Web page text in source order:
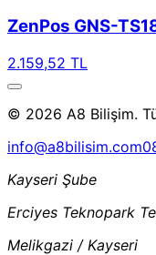
ZenPos GNS-
2.159,52 TL
© 2026 A8 Bilişim.
info@a8bilisim.com
Kayseri Şube
Erciyes Teknopark
Melikgazi / Kayseri